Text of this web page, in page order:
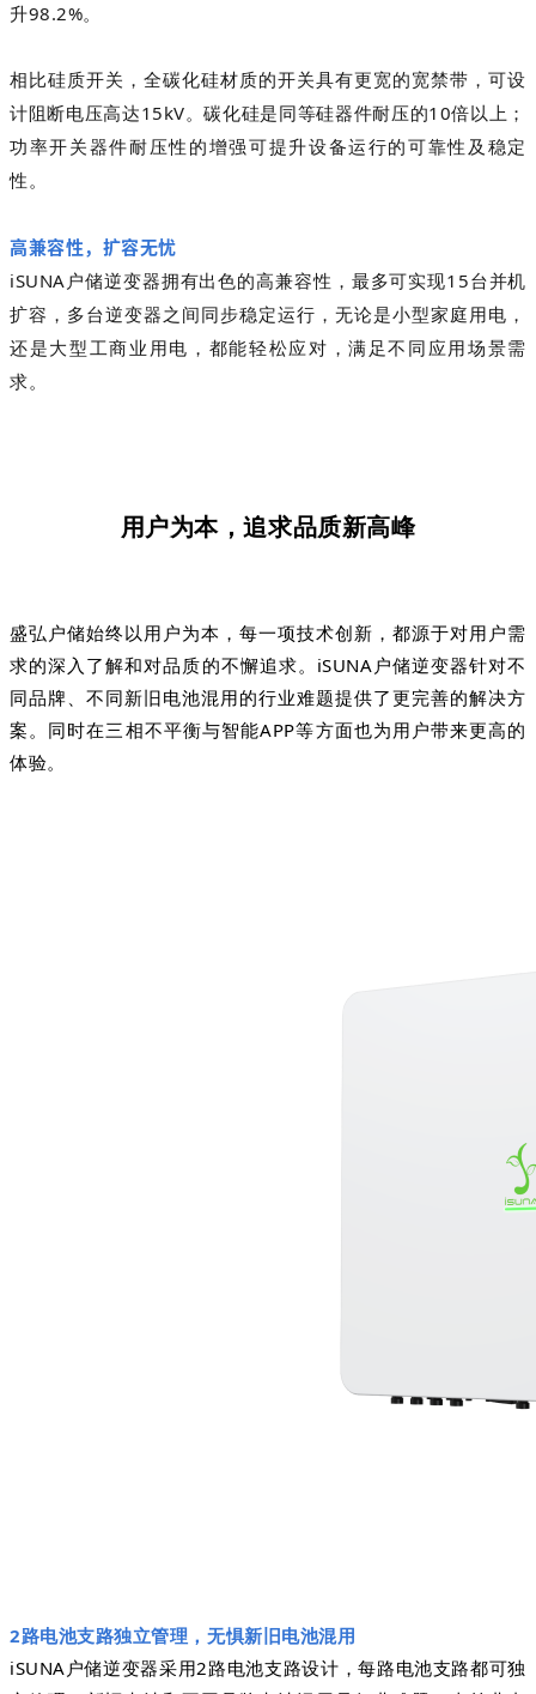
升98.2%。
相比硅质开关，全碳化硅材质的开关具有更宽的宽禁带，可设
计阻断电压高达15kV。碳化硅是同等硅器件耐压的10倍以上；
功率开关器件耐压性的增强可提升设备运行的可靠性及稳定
性。
高兼容性，扩容无忧
iSUNA户储逆变器拥有出色的高兼容性，最多可实现15台并机
扩容，多台逆变器之间同步稳定运行，无论是小型家庭用电，
还是大型工商业用电，都能轻松应对，满足不同应用场景需
求。
用户为本，追求品质新高峰
盛弘户储始终以用户为本，每一项技术创新，都源于对用户需
求的深入了解和对品质的不懈追求。iSUNA户储逆变器针对不
同品牌、不同新旧电池混用的行业难题提供了更完善的解决方
案。同时在三相不平衡与智能APP等方面也为用户带来更高的
体验。
2路电池支路独立管理，无惧新旧电池混用
iSUNA户储逆变器采用2路电池支路设计，每路电池支路都可独